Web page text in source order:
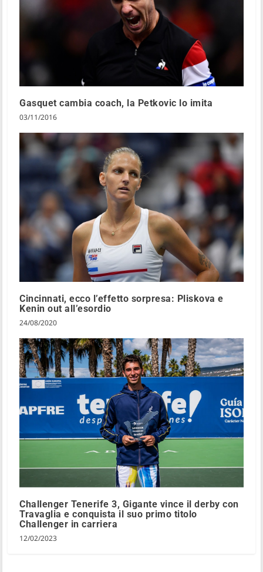
Gasquet cambia coach, la Petkovic lo imita
03/11/2016
Cincinnati, ecco l’effetto sorpresa: Pliskova e
Kenin out all’esordio
24/08/2020
Challenger Tenerife 3, Gigante vince il derby con
Travaglia e conquista il suo primo titolo
Challenger in carriera
12/02/2023